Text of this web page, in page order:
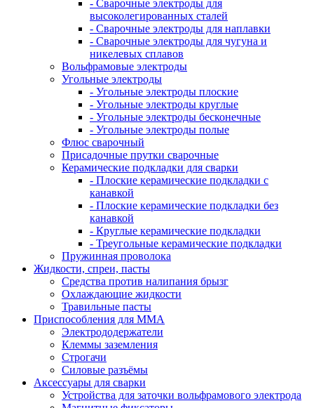
- Сварочные электроды для
высоколегированных сталей
- Сварочные электроды для наплавки
- Сварочные электроды для чугуна и
никелевых сплавов
Вольфрамовые электроды
Угольные электроды
- Угольные электроды плоские
- Угольные электроды круглые
- Угольные электроды бесконечные
- Угольные электроды полые
Флюс сварочный
Присадочные прутки сварочные
Керамические подкладки для сварки
- Плоские керамические подкладки с
канавкой
- Плоские керамические подкладки без
канавкой
- Круглые керамические подкладки
- Треугольные керамические подкладки
Пружинная проволока
Жидкости, спреи, пасты
Средства против налипания брызг
Охлаждающие жидкости
Травильные пасты
Приспособления для ММА
Электрододержатели
Клеммы заземления
Строгачи
Силовые разъёмы
Аксессуары для сварки
Устройства для заточки вольфрамового электрода